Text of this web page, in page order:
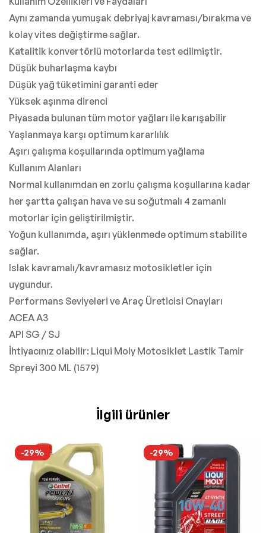
Aynı zamanda yumuşak debriyaj kavraması/bırakma ve
kolay vites değiştirme sağlar.
Katalitik konvertörlü motorlarda test edilmiştir.
Düşük buharlaşma kaybı
Düşük yağ tüketimini garanti eder
Yüksek aşınma direnci
Piyasada bulunan tüm motor yağları ile karışabilir
Yaşlanmaya karşı optimum kararlılık
Aşırı çalışma koşullarında optimum yağlama
Kullanım Alanları
Normal kullanımdan en zorlu çalışma koşullarına kadar
her şartta çalışan hava ve su soğutmalı 4 zamanlı
motorlar için geliştirilmiştir.
Yoğun kullanımda, aşırı yüklenmede optimum stabilite
sağlar.
Islak kavramalı/kavramasız motosikletler için
uygundur.
Performans Seviyeleri ve Araç Üreticisi Onayları
ACEA A3
API SG / SJ
İhtiyacınız olabilir: Liqui Moly Motosiklet Lastik Tamir
Spreyi 300 ML (1579)
İlgili ürünler
-29% -29%